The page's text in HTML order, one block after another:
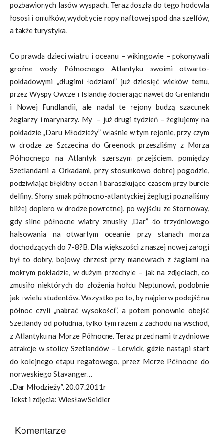
pozbawionych lasów wyspach. Teraz doszła do tego hodowla
łososi i omułków, wydobycie ropy naftowej spod dna szelfów,
a także turystyka.
Co prawda dzieci wiatru i oceanu – wikingowie – pokonywali
groźne wody Północnego Atlantyku swoimi otwarto-
pokładowymi „długimi łodziami” już dziesięć wieków temu,
przez Wyspy Owcze i Islandię docierając nawet do Grenlandii
i Nowej Fundlandii, ale nadal te rejony budzą szacunek
żeglarzy i marynarzy. My – już drugi tydzień – żeglujemy na
pokładzie „Daru Młodzieży” właśnie w tym rejonie, przy czym
w drodze ze Szczecina do Greenock przeszliśmy z Morza
Północnego na Atlantyk szerszym przejściem, pomiędzy
Szetlandami a Orkadami, przy stosunkowo dobrej pogodzie,
podziwiając błękitny ocean i baraszkujące czasem przy burcie
delfiny. Słony smak północno-atlantyckiej żeglugi poznaliśmy
bliżej dopiero w drodze powrotnej, po wyjściu ze Stornoway,
gdy silne północne wiatry zmusiły „Dar” do trzydniowego
halsowania na otwartym oceanie, przy stanach morza
dochodzących do 7-8?B. Dla większości z naszej nowej załogi
był to dobry, bojowy chrzest przy manewrach z żaglami na
mokrym pokładzie, w dużym przechyle – jak na zdjęciach, co
zmusiło niektórych do złożenia hołdu Neptunowi, podobnie
jak i wielu studentów. Wszystko po to, by najpierw podejść na
północ czyli „nabrać wysokości”, a potem ponownie obejść
Szetlandy od południa, tylko tym razem z zachodu na wschód,
z Atlantyku na Morze Północne. Teraz przed nami trzydniowe
atrakcje w stolicy Szetlandów – Lerwick, gdzie nastąpi start
do kolejnego etapu regatowego, przez Morze Północne do
norweskiego Stavanger…
„Dar Młodzieży”, 20.07.2011r
Tekst i zdjęcia: Wiesław Seidler
Komentarze